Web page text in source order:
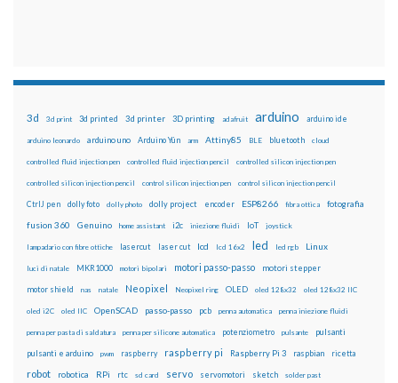
3d 3d print 3d printed 3d printer 3D printing adafruit arduino arduino ide
arduino leonardo arduino uno Arduino Yún arm Attiny85 BLE bluetooth cloud
controlled fluid injection pen controlled fluid injection pencil controlled silicon injection pen
controlled silicon injection pencil control silicon injection pen control silicon injection pencil
CtrlJ pen dolly foto dolly photo dolly project encoder ESP8266 fibra ottica fotografia
fusion 360 Genuino home assistant i2c iniezione fluidi IoT joystick
lampadario con fibre ottiche lasercut laser cut lcd lcd 16x2 led led rgb Linux
luci di natale MKR1000 motori bipolari motori passo-passo motori stepper
motor shield nas natale Neopixel Neopixel ring OLED oled 128x32 oled 128x32 IIC
oled i2C oled IIC OpenSCAD passo-passo pcb penna automatica penna iniezione fluidi
penna per pasta di saldatura penna per silicone automatica potenziometro pulsante pulsanti
pulsanti e arduino pwm raspberry raspberry pi Raspberry Pi 3 raspbian ricetta
robot robotica RPi rtc sd card servo servomotori sketch solder past